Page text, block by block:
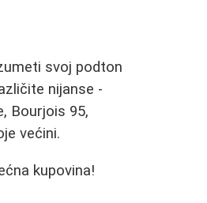
svoj podton
nijanse -
Bourjois 95,
većini.
kupovina!